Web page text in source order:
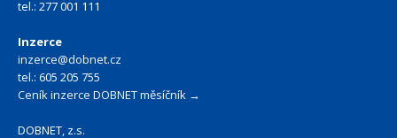
tel.: 277 001 111
Inzerce
inzerce@dobnet.cz
tel.: 605 205 755
Ceník inzerce DOBNET měsíčník →
DOBNET, z.s.